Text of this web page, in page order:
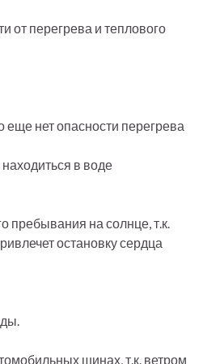
от перегрева и теплового
еще нет опасности перегрева
в воде
пребывания на солнце, т.к.
остановку сердца
шинах, т.к. ветром